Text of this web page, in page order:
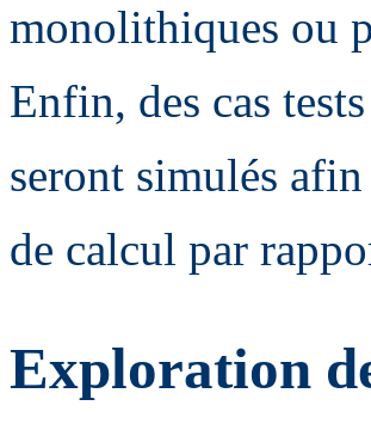
monolithiques ou
Enfin, des cas
seront simulés
de calcul par
Exploration